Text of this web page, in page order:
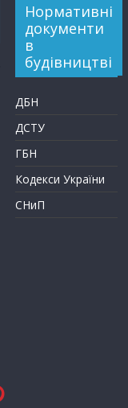
Нормативні
документи
в
будівництві
ДБН
ДСТУ
ГБН
Кодекси України
СНиП